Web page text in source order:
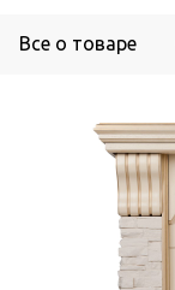
Все о товаре